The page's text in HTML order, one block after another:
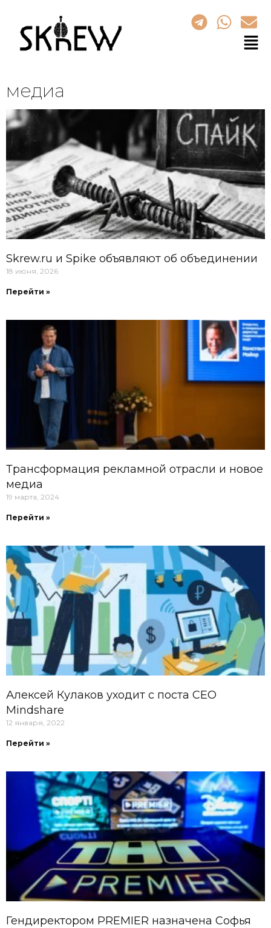
медиа
Skrew.ru и Spike объявляют об объединении
18 июня, 2026
Перейти »
Трансформация рекламной отрасли и новое
медиа
19 марта, 2024
Перейти »
Алексей Кулаков уходит с поста CEO
Mindshare
12 января, 2022
Перейти »
Гендиректором PREMIER назначена Софья